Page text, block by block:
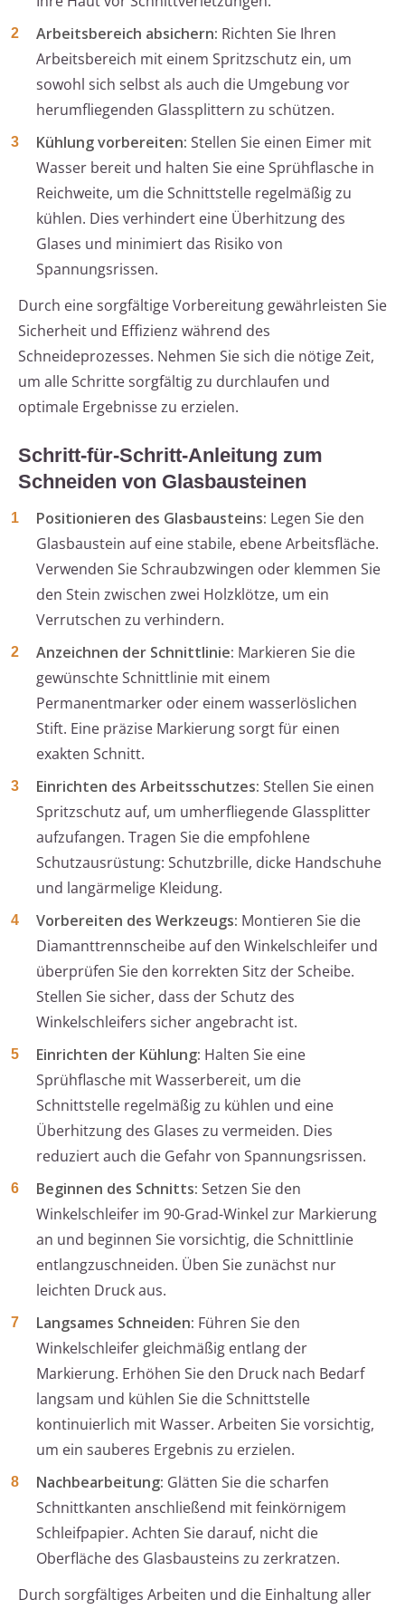
Arbeitsbereich absichern: Richten Sie Ihren
Arbeitsbereich mit einem Spritzschutz ein, um
sowohl sich selbst als auch die Umgebung vor
herumfliegenden Glassplittern zu schützen.
Kühlung vorbereiten: Stellen Sie einen Eimer mit
Wasser bereit und halten Sie eine Sprühflasche in
Reichweite, um die Schnittstelle regelmäßig zu
kühlen. Dies verhindert eine Überhitzung des
Glases und minimiert das Risiko von
Spannungsrissen.
Durch eine sorgfältige Vorbereitung gewährleisten Sie
Sicherheit und Effizienz während des
Schneideprozesses. Nehmen Sie sich die nötige Zeit,
um alle Schritte sorgfältig zu durchlaufen und
optimale Ergebnisse zu erzielen.
Schritt-für-Schritt-Anleitung zum
Schneiden von Glasbausteinen
Positionieren des Glasbausteins: Legen Sie den
Glasbaustein auf eine stabile, ebene Arbeitsfläche.
Verwenden Sie Schraubzwingen oder klemmen Sie
den Stein zwischen zwei Holzklötze, um ein
Verrutschen zu verhindern.
Anzeichnen der Schnittlinie: Markieren Sie die
gewünschte Schnittlinie mit einem
Permanentmarker oder einem wasserlöslichen
Stift. Eine präzise Markierung sorgt für einen
exakten Schnitt.
Einrichten des Arbeitsschutzes: Stellen Sie einen
Spritzschutz auf, um umherfliegende Glassplitter
aufzufangen. Tragen Sie die empfohlene
Schutzausrüstung: Schutzbrille, dicke Handschuhe
und langärmelige Kleidung.
Vorbereiten des Werkzeugs: Montieren Sie die
Diamanttrennscheibe auf den Winkelschleifer und
überprüfen Sie den korrekten Sitz der Scheibe.
Stellen Sie sicher, dass der Schutz des
Winkelschleifers sicher angebracht ist.
Einrichten der Kühlung: Halten Sie eine
Sprühflasche mit Wasserbereit, um die
Schnittstelle regelmäßig zu kühlen und eine
Überhitzung des Glases zu vermeiden. Dies
reduziert auch die Gefahr von Spannungsrissen.
Beginnen des Schnitts: Setzen Sie den
Winkelschleifer im 90-Grad-Winkel zur Markierung
an und beginnen Sie vorsichtig, die Schnittlinie
entlangzuschneiden. Üben Sie zunächst nur
leichten Druck aus.
Langsames Schneiden: Führen Sie den
Winkelschleifer gleichmäßig entlang der
Markierung. Erhöhen Sie den Druck nach Bedarf
langsam und kühlen Sie die Schnittstelle
kontinuierlich mit Wasser. Arbeiten Sie vorsichtig,
um ein sauberes Ergebnis zu erzielen.
Nachbearbeitung: Glätten Sie die scharfen
Schnittkanten anschließend mit feinkörnigem
Schleifpapier. Achten Sie darauf, nicht die
Oberfläche des Glasbausteins zu zerkratzen.
Durch sorgfältiges Arbeiten und die Einhaltung aller